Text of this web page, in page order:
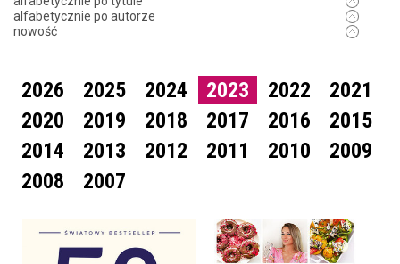
alfabetycznie po autorze
nowość
2026 2025 2024 2023 2022
2021
2020
2019 2018 2017 2016
2015
2014
2013 2012 2011 2010
2009
2008
2007